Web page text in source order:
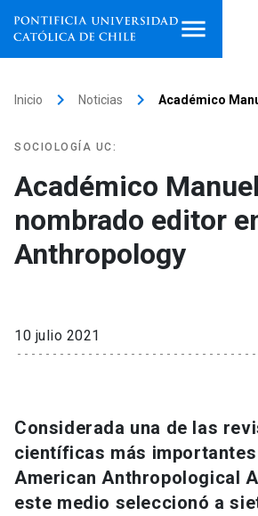
institutos
Investigación
Información para keyboard_arrow_down
Futuros estudiantes
Go to english site launch
Inicio keyboard_arrow_right Noticias keyboard_arrow_right Académico
SOCIOLOGÍA UC:
Académico
nombrado editor
Anthropology
10 julio 2021
Considerada una de las
científicas más importantes
American Anthropological
este medio seleccionó a